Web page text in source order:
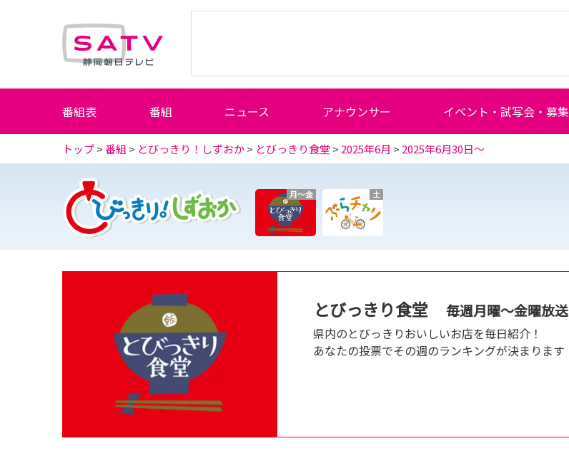
番組表 番組 ニュース アナウンサー イベント・試写会・募集
トップ>番組 > とびっきり！しずおか> とびっきり食堂 > 2025年6月 > 2025年6月30日～
月～金 土
とびっきり食堂 毎週月曜～金曜放送
県内のとびっきりおいしいお店を毎日紹介！
あなたの投票でその週のランキングが決まります